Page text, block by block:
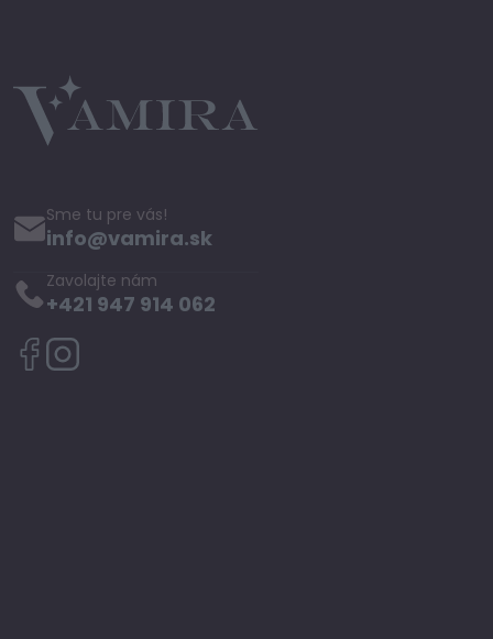
Sme tu pre vás!
info@vamira.sk
Zavolajte nám
+421 947 914 062